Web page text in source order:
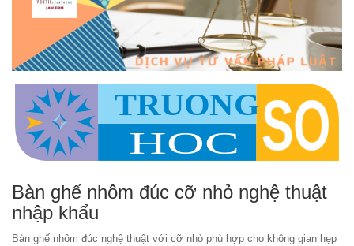
Bàn ghế nhôm đúc cỡ nhỏ nghệ thuật
nhập khẩu
Bàn ghế nhôm đúc nghệ thuật với cỡ nhỏ phù hợp cho không gian hẹp